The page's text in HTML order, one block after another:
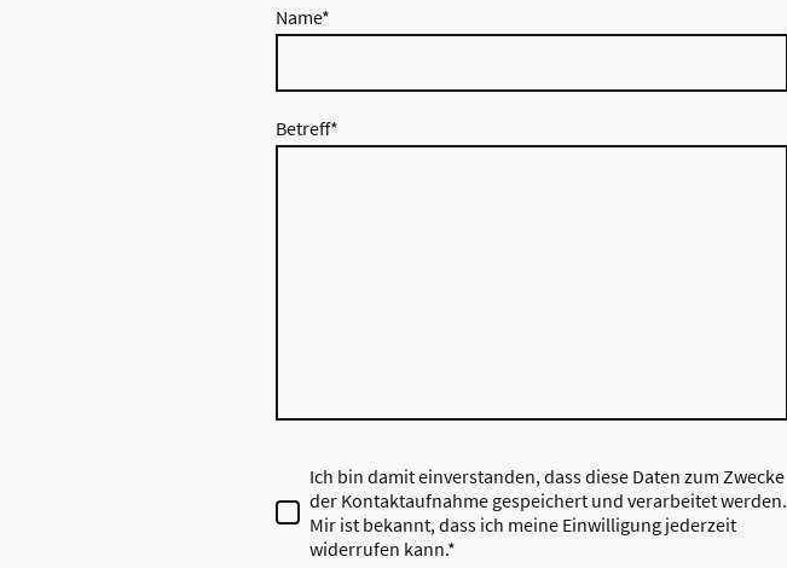
Name*
Betreff*
Ich bin damit einverstanden, dass diese Daten zum Zwecke
der Kontaktaufnahme gespeichert und verarbeitet werden.
Mir ist bekannt, dass ich meine Einwilligung jederzeit
widerrufen kann.*